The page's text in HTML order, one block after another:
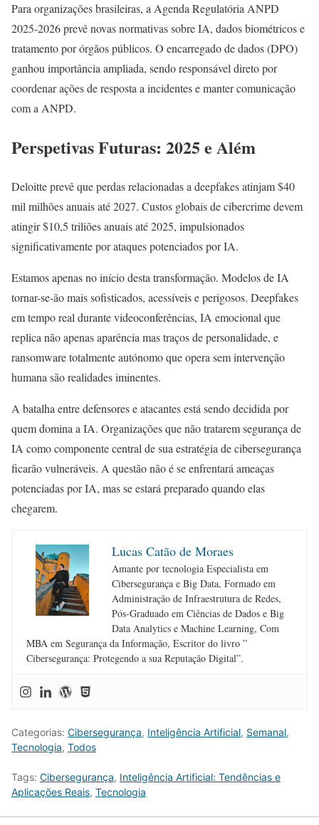
Para organizações brasileiras, a Agenda Regulatória ANPD
2025-2026 prevê novas normativas sobre IA, dados biométricos e
tratamento por órgãos públicos. O encarregado de dados (DPO)
ganhou importância ampliada, sendo responsável direto por
coordenar ações de resposta a incidentes e manter comunicação
com a ANPD.
Perspetivas Futuras: 2025 e Além
Deloitte prevê que perdas relacionadas a deepfakes atinjam $40
mil milhões anuais até 2027. Custos globais de cibercrime devem
atingir $10,5 triliões anuais até 2025, impulsionados
significativamente por ataques potenciados por IA.
Estamos apenas no início desta transformação. Modelos de IA
tornar-se-ão mais sofisticados, acessíveis e perigosos. Deepfakes
em tempo real durante videoconferências, IA emocional que
replica não apenas aparência mas traços de personalidade, e
ransomware totalmente autónomo que opera sem intervenção
humana são realidades iminentes.
A batalha entre defensores e atacantes está sendo decidida por
quem domina a IA. Organizações que não tratarem segurança de
IA como componente central de sua estratégia de cibersegurança
ficarão vulneráveis. A questão não é se enfrentará ameaças
potenciadas por IA, mas se estará preparado quando elas
chegarem.
Lucas Catão de Moraes
Amante por tecnologia Especialista em
Cibersegurança e Big Data, Formado em
Administração de Infraestrutura de Redes,
Pós-Graduado em Ciências de Dados e Big
Data Analytics e Machine Learning, Com
MBA em Segurança da Informação, Escritor do livro ”
Cibersegurança: Protegendo a sua Reputação Digital”.
Categorias: Cibersegurança, Inteligência Artificial, Semanal,
Tecnologia, Todos
Tags: Cibersegurança, Inteligência Artificial: Tendências e
Aplicações Reais, Tecnologia